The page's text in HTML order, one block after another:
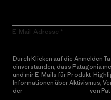
E-Mail-Adresse
Durch Klicken auf die Anmelden
einverstanden, dass Patagonia
und mir E-Mails für Produkt-
Informationen über Aktivismus,
der
von